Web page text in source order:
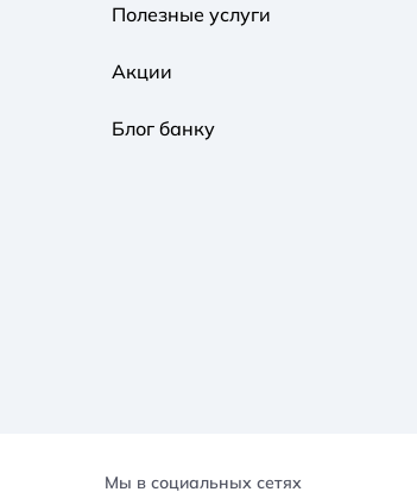
Полезные услуги
Акции
Блог банку
Мы в социальных сетях